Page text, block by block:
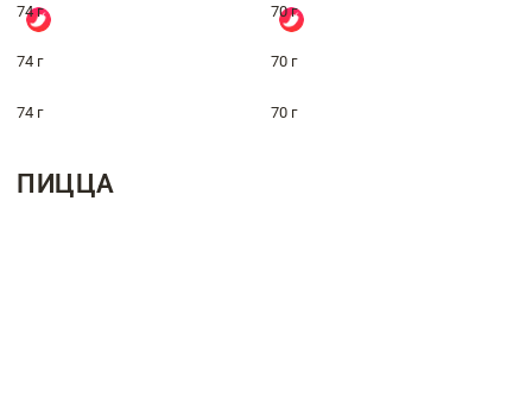
74 г 70 г
74 г 70 г
74 г 70 г
ПИЦЦА